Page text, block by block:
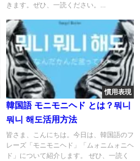
きます。ぜひ、一読ください。...
慣用表現
韓国語 モニモニヘド とは？뭐니
뭐니 해도活用方法
皆さま、こんにちは。今日は、韓国語のフ
レーズ「モニモニヘド」「ムォニムォニヘ
ド」について紹介します。 ぜひ、一読く